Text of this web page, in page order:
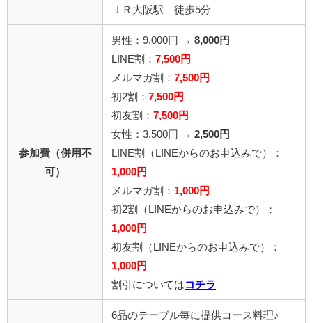
ＪＲ大阪駅 徒歩5分
参加費（併用不
可）
男性：9,000円 → 8,000円
LINE割： 7,500円
メルマガ割： 7,500円
初2割： 7,500円
初友割： 7,500円
女性：3,500円 → 2,500円
LINE割
（LINEからのお申込みで）
：
1,000円
メルマガ割： 1,000円
初2割（LINEからのお申込みで）：
1,000円
初友割（LINEからのお申込みで）：
1,000円
割引については コチラ
6品のテーブル毎に提供コース料理♪